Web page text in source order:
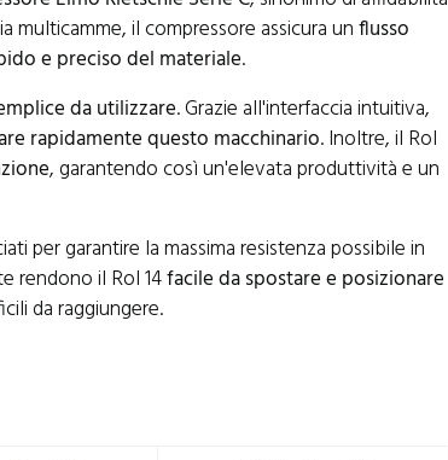
multicamme, il compressore assicura unflusso
e preciso del materiale.
da utilizzare. Grazie all'interfaccia intuitiva,
rapidamente questo macchinario. Inoltre, il Rol
, garantendo così un'elevata produttività e un
per garantire la massima resistenza possibile in
rendono il Rol 14facile da spostare e posizionare
da raggiungere.